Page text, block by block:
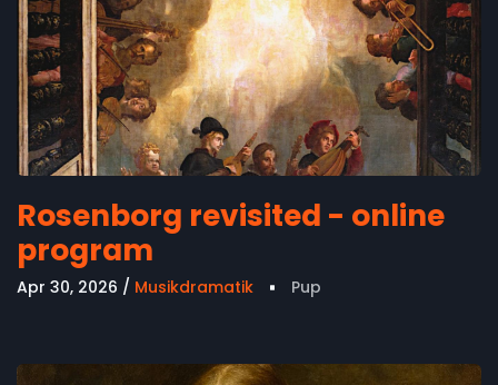
Rosenborg revisited - online
program
Apr 30, 2026 Musikdramatik Pup